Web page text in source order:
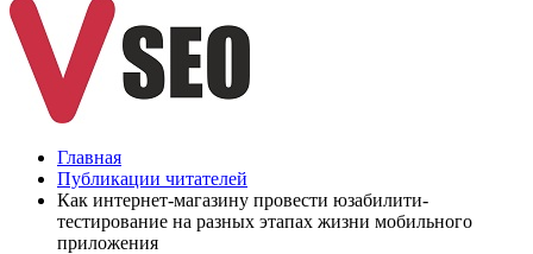
Главная
Публикации читателей
Как интернет-магазину провести юзабилити-
тестирование на разных этапах жизни мобильного
приложения